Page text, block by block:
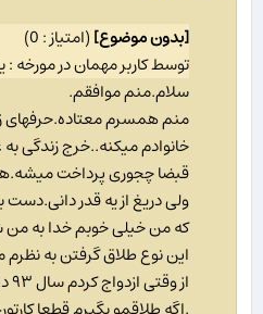
[بدون موضوع](امتیاز : 0)
توسط کاربر مهمان در مورخه : یکشنبه، 17
سلام.منم موافقم.
منم همسرم معتاده.حرفهای
خانوادم میکنه..خرج زندگی
قبضا چجوری پرداخت
ولی دریغ از یه قدر دانی.دست
که من خیلی خوبم خدا به
این نوع طلاق گرفتن به